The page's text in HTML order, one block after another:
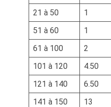
21 à 50
1
51 à 60
1
61 à 100
2
101 à 120
4.50
121 à 140
6.50
141 à 150
13